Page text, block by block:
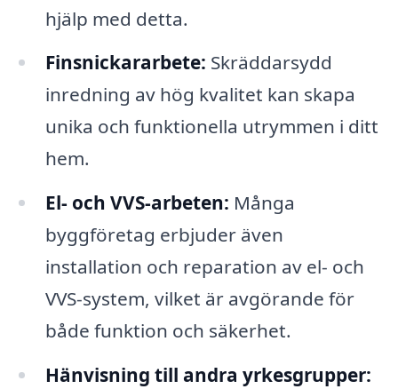
hjälp med detta.
Finsnickararbete: Skräddarsydd
inredning av hög kvalitet kan skapa
unika och funktionella utrymmen i ditt
hem.
El- och VVS-arbeten: Många
byggföretag erbjuder även
installation och reparation av el- och
VVS-system, vilket är avgörande för
både funktion och säkerhet.
Hänvisning till andra yrkesgrupper: